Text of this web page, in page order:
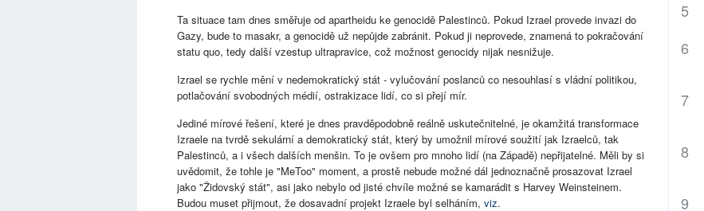
Ta situace tam dnes směřuje od apartheidu ke genocidě Palestinců. Pokud Izrael provede invazi do
Gazy, bude to masakr, a genocidě už nepůjde zabránit. Pokud ji neprovede, znamená to pokračování
statu quo, tedy další vzestup ultrapravice, což možnost genocidy nijak nesnižuje.
Izrael se rychle mění v nedemokratický stát - vylučování poslanců co nesouhlasí s vládní politikou,
potlačování svobodných médií, ostrakizace lidí, co si přejí mír.
Jediné mírové řešení, které je dnes pravděpodobně reálně uskutečnitelné, je okamžitá transformace
Izraele na tvrdě sekulární a demokratický stát, který by umožnil mírové soužití jak Izraelců, tak
Palestinců, a i všech dalších menšin. To je ovšem pro mnoho lidí (na Západě) nepřijatelné. Měli by si
uvědomit, že tohle je "MeToo" moment, a prostě nebude možné dál jednoznačně prosazovat Izrael
jako "Židovský stát", asi jako nebylo od jisté chvíle možné se kamarádit s Harvey Weinsteinem.
Budou muset přijmout, že dosavadní projekt Izraele byl selháním, viz.